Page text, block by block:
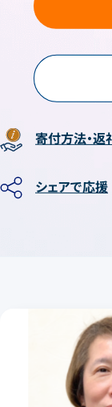
寄付方法・返
シェアで応援